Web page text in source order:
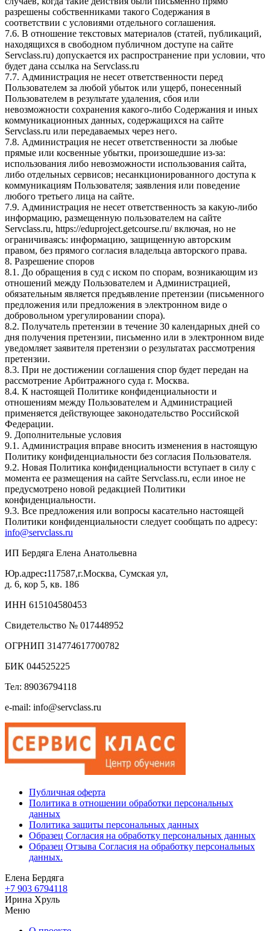
разрешены собственниками такого Содержания в
соответствии с условиями отдельного соглашения.
7.6. В отношение текстовых материалов (статей, публикаций,
находящихся в свободном публичном доступе на сайте
Servclass.ru) допускается их распространение при условии, что
будет дана ссылка на Servclass.ru
7.7. Администрация не несет ответственности перед
Пользователем за любой убыток или ущерб, понесенный
Пользователем в результате удаления, сбоя или
невозможности сохранения какого-либо Содержания и иных
коммуникационных данных, содержащихся на сайте
Servclass.ru или передаваемых через него.
7.8. Администрация не несет ответственности за любые
прямые или косвенные убытки, произошедшие из-за:
использования либо невозможности использования сайта,
либо отдельных сервисов; несанкционированного доступа к
коммуникациям Пользователя; заявления или поведение
любого третьего лица на сайте.
7.9. Администрация не несет ответственность за какую-либо
информацию, размещенную пользователем на сайте
Servclass.ru, https://eduproject.getcourse.ru/ включая, но не
ограничиваясь: информацию, защищенную авторским
правом, без прямого согласия владельца авторского права.
8. Разрешение споров
8.1. До обращения в суд с иском по спорам, возникающим из
отношений между Пользователем и Администрацией,
обязательным является предъявление претензии (письменного
предложения или предложения в электронном виде о
добровольном урегулировании спора).
8.2. Получатель претензии в течение 30 календарных дней со
дня получения претензии, письменно или в электронном виде
уведомляет заявителя претензии о результатах рассмотрения
претензии.
8.3. При не достижении соглашения спор будет передан на
рассмотрение Арбитражного суда г. Москва.
8.4. К настоящей Политике конфиденциальности и
отношениям между Пользователем и Администрацией
применяется действующее законодательство Российской
Федерации.
9. Дополнительные условия
9.1. Администрация вправе вносить изменения в настоящую
Политику конфиденциальности без согласия Пользователя.
9.2. Новая Политика конфиденциальности вступает в силу с
момента ее размещения на сайте Servclass.ru, если иное не
предусмотрено новой редакцией Политики
конфиденциальности.
9.3. Все предложения или вопросы касательно настоящей
Политики конфиденциальности следует сообщать по адресу:
info@servclass.ru
ИП Бердяга Елена Анатольевна
Юр.адрес:117587,г.Москва, Сумская ул,
д. 6, кор 5, кв. 186
ИНН 615104580453
Свидетельство № 017448952
ОГРНИП 314774617700782
БИК 044525225
Тел: 89036794118
e-mail: info@servclass.ru
Публичная оферта
Политика в отношении обработки персональных
данных
Политика защиты персональных данных
Образец Согласия на обработку персональных данных
Образец Отзыва Согласия на обработку персональных
данных.
Елена Бердяга
+7 903 6794118
Ирина Хруль
Меню